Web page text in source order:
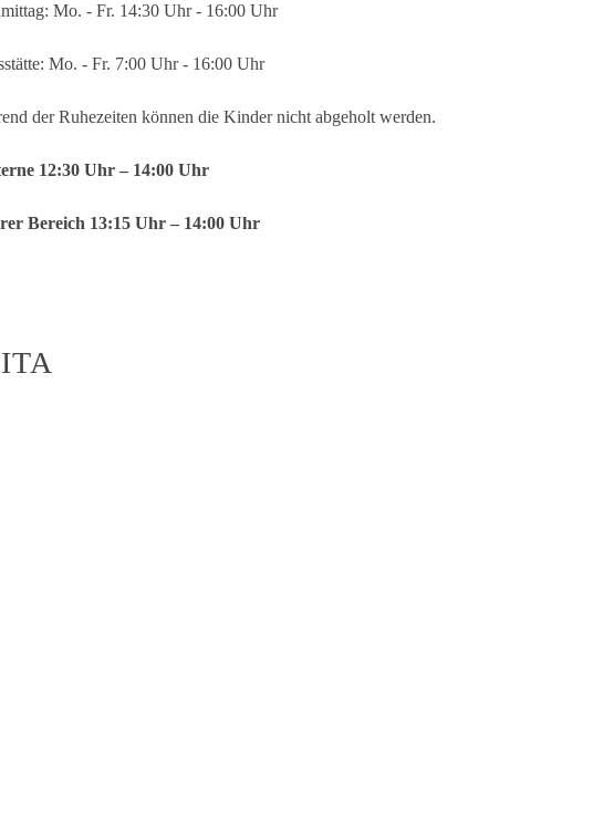
Mo. - Fr. 14:30 Uhr - 16:00 Uhr
Mo. - Fr. 7:00 Uhr - 16:00 Uhr
der Ruhezeiten können die Kinder nicht abgeholt werden.
12:30 Uhr – 14:00 Uhr
Bereich 13:15 Uhr – 14:00 Uhr